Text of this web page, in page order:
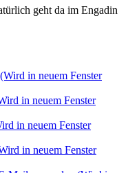
geht da im Engadin
in neuem Fenster
in neuem Fenster
in neuem Fenster
in neuem Fenster